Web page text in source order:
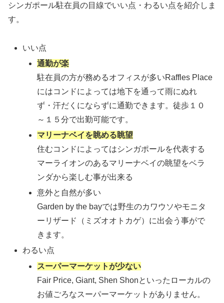
シンガポール駐在員の目線でいい点・わるい点を紹介しま
す。
いい点
通勤が楽
駐在員の方が務めるオフィスが多いRaffles Place
にはコンドによっては地下を通って雨にぬれ
ず・汗だくにならずに通勤できます。徒歩１０
～１５分で出勤可能です。
マリーナベイを眺める眺望
住むコンドによってはシンガポールを代表する
マーライオンのあるマリーナベイの眺望をベラ
ンダから楽しむ事が出来る
意外と自然が多い
Garden by the bayでは野生のカワウソやモニタ
ーリザード（ミズオオトカゲ）に出会う事がで
きます。
わるい点
スーパーマーケットが少ない
Fair Price, Giant, Shen Shonといったローカルの
お値ごろなスーパーマーケットがありません。